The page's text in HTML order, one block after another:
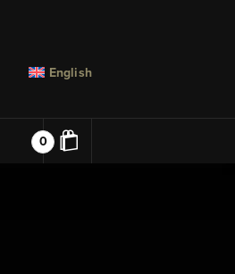
0
English